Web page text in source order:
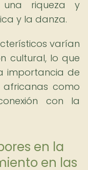
riqueza y
y la danza.
varían
cultural, lo que
importancia de
como
con la
en la
en las